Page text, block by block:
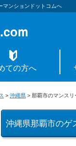
マンションドットコムへ
ての方へ
> 沖縄県 > 那覇市のマンス
沖縄県那覇市のゲ